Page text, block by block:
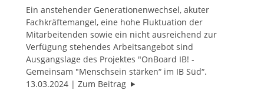
Ein anstehender Generationenwechsel, akuter
Fachkräftemangel, eine hohe Fluktuation der
Mitarbeitenden sowie ein nicht ausreichend zur
Verfügung stehendes Arbeitsangebot sind
Ausgangslage des Projektes "OnBoard IB! -
Gemeinsam "Menschsein stärken“ im IB Süd“.
13.03.2024
Zum Beitrag "OnBoard IB! Gemeinsam